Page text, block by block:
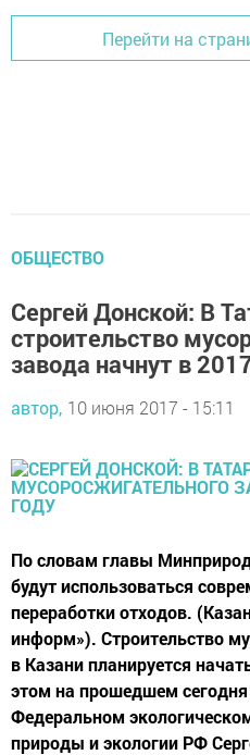
Перейти на
ОБЩЕСТВО
Сергей Донской: В
строительство
завода начнут в
автор, 10 июня 2017 - 15:11
По словам главы
будут использоваться
переработки отходов.
информ»). Строительство
в Казани планируется
этом на прошедшем сегодня
Федеральном
природы и экологии РФ